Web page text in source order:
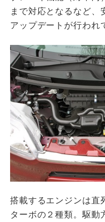
まで対応となるなど、
アップデートが行われ
搭載するエンジンは直
ターボの２種類。駆動